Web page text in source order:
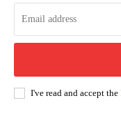
I've read and accept the